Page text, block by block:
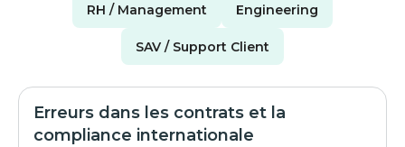
RH / Management Engineering
SAV / Support Client
Erreurs dans les contrats et la
compliance internationale